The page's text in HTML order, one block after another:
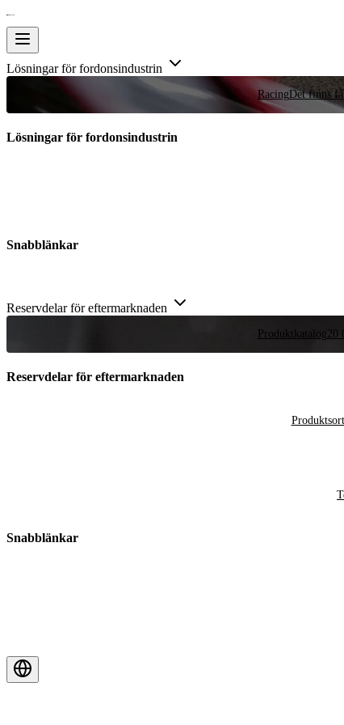
Lösningar för fordonsindustrin
RacingDet finns
Lösningar för fordonsindustrin
Snabblänkar
Reservdelar för eftermarknaden
Produktkatalog20
Reservdelar för eftermarknaden
Snabblänkar